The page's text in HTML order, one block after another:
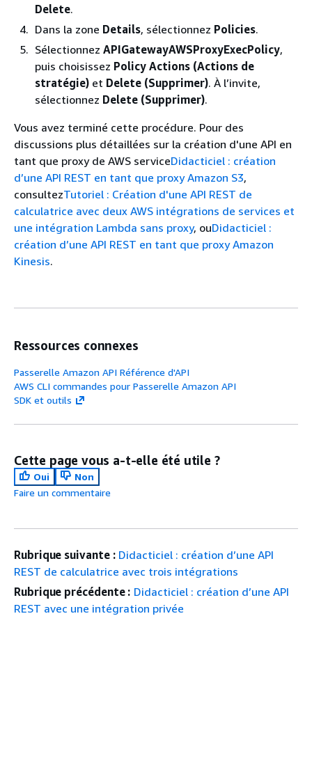
Delete.
Dans la zone Details, sélectionnez Policies.
Sélectionnez APIGatewayAWSProxyExecPolicy,
puis choisissez Policy Actions (Actions de
stratégie) et Delete (Supprimer). À l’invite,
sélectionnez Delete (Supprimer).
Vous avez terminé cette procédure. Pour des
discussions plus détaillées sur la création d'une API en
tant que proxy de AWS serviceDidacticiel : création
d’une API REST en tant que proxy Amazon S3,
consultezTutoriel : Création d'une API REST de
calculatrice avec deux AWS intégrations de services et
une intégration Lambda sans proxy, ouDidacticiel :
création d’une API REST en tant que proxy Amazon
Kinesis.
Ressources connexes
Passerelle Amazon API Référence d'API
AWS CLI commandes pour Passerelle Amazon API
SDK et outils
Cette page vous a-t-elle été utile ?
Oui
Non
Faire un commentaire
Rubrique suivante : Didacticiel : création d’une API
REST de calculatrice avec trois intégrations
Rubrique précédente : Didacticiel : création d’une API
REST avec une intégration privée